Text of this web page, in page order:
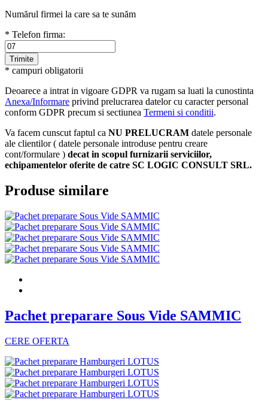
Numărul firmei la care sa te sunăm
* Telefon firma:
* campuri obligatorii
Deoarece a intrat in vigoare GDPR va rugam sa luati la cunostinta
Anexa/Informare privind prelucrarea datelor cu caracter personal
conform GDPR precum si sectiunea Termeni si conditii.
Va facem cunscut faptul ca NU PRELUCRAM datele personale
ale clientilor ( datele personale introduse pentru creare
cont/formulare ) decat in scopul furnizarii serviciilor,
echipamentelor oferite de catre SC LOGIC CONSULT SRL.
Produse similare
Pachet preparare Sous Vide SAMMIC
CERE OFERTA